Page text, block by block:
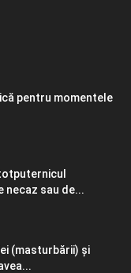
pentru momentele
necaz sau de...
(masturbării) şi